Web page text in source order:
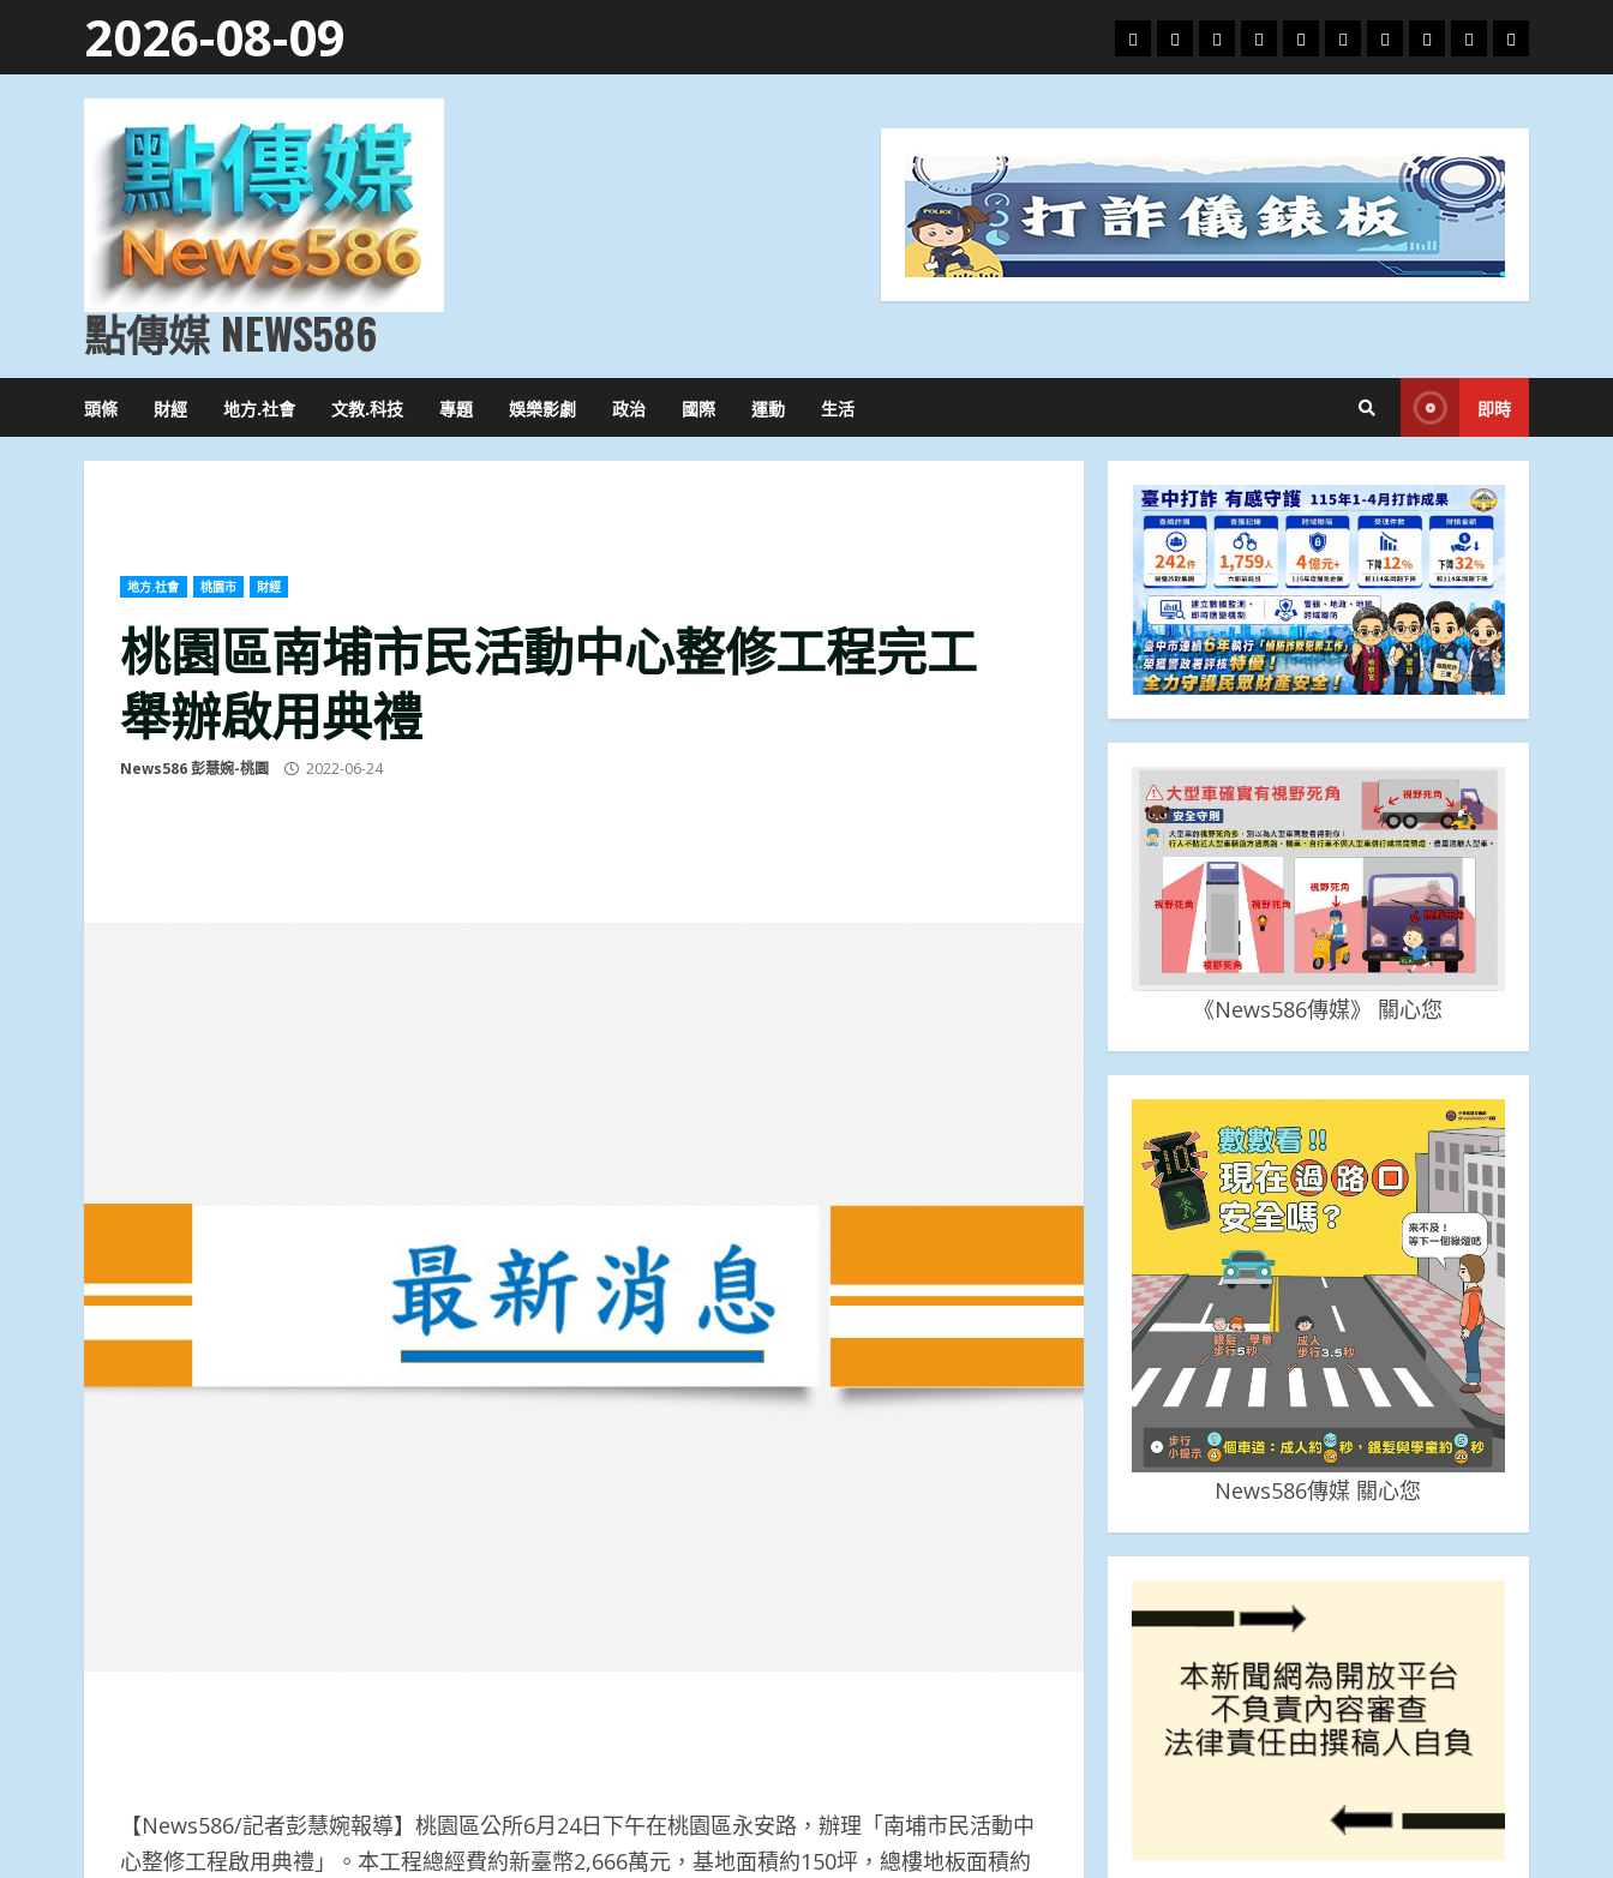
2026-08-09
頭
條
財
經
地
方.
文
教.
專
題
娛
樂
政
治
國
際
運
動
生
活
點傳媒 NEWS586
頭條 財經 地方.社會 文教.科技 專題 娛樂影劇 政治 國際 運動 生活 即時
地方.社會 桃園市 財經
桃園區南埔市民活動中心整修工程完工
舉辦啟用典禮
News586 彭慧婉-桃園 2022-06-24
【News586/記者彭慧婉報導】桃園區公所6月24日下午在桃園區永安路，辦理「南埔市民活動中
心整修工程啟用典禮」。本工程總經費約新臺幣2,666萬元，基地面積約150坪，總樓地板面積約
《News586傳媒》 關心您
News586傳媒 關心您